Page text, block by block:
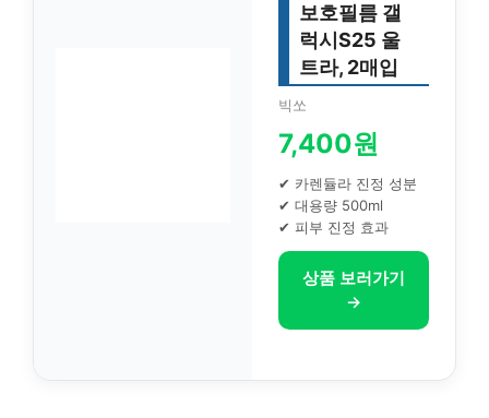
보호필름 갤
럭시S25 울
트라, 2매입
빅쏘
7,400원
✔ 카렌듈라 진정 성분
✔ 대용량 500ml
✔ 피부 진정 효과
상품 보러가기
→